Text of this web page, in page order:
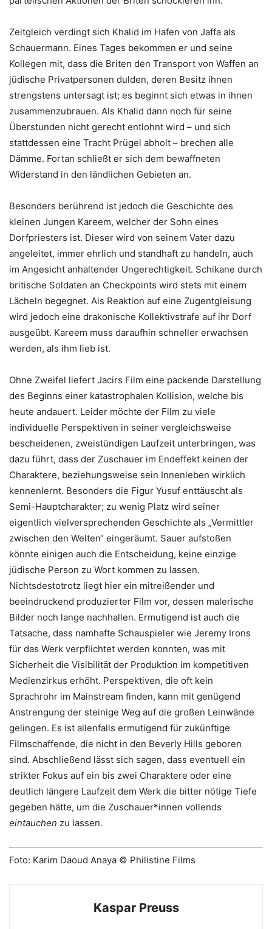
Zeitgleich verdingt sich Khalid im Hafen von Jaffa als
Schauermann. Eines Tages bekommen er und seine
Kollegen mit, dass die Briten den Transport von Waffen an
jüdische Privatpersonen dulden, deren Besitz ihnen
strengstens untersagt ist; es beginnt sich etwas in ihnen
zusammenzubrauen. Als Khalid dann noch für seine
Überstunden nicht gerecht entlohnt wird – und sich
stattdessen eine Tracht Prügel abholt – brechen alle
Dämme. Fortan schließt er sich dem bewaffneten
Widerstand in den ländlichen Gebieten an.
Besonders berührend ist jedoch die Geschichte des
kleinen Jungen Kareem, welcher der Sohn eines
Dorfpriesters ist. Dieser wird von seinem Vater dazu
angeleitet, immer ehrlich und standhaft zu handeln, auch
im Angesicht anhaltender Ungerechtigkeit. Schikane durch
britische Soldaten an Checkpoints wird stets mit einem
Lächeln begegnet. Als Reaktion auf eine Zugentgleisung
wird jedoch eine drakonische Kollektivstrafe auf ihr Dorf
ausgeübt. Kareem muss daraufhin schneller erwachsen
werden, als ihm lieb ist.
Ohne Zweifel liefert Jacirs Film eine packende Darstellung
des Beginns einer katastrophalen Kollision, welche bis
heute andauert. Leider möchte der Film zu viele
individuelle Perspektiven in seiner vergleichsweise
bescheidenen, zweistündigen Laufzeit unterbringen, was
dazu führt, dass der Zuschauer im Endeffekt keinen der
Charaktere, beziehungsweise sein Innenleben wirklich
kennenlernt. Besonders die Figur Yusuf enttäuscht als
Semi-Hauptcharakter; zu wenig Platz wird seiner
eigentlich vielversprechenden Geschichte als „Vermittler
zwischen den Welten“ eingeräumt. Sauer aufstoßen
könnte einigen auch die Entscheidung, keine einzige
jüdische Person zu Wort kommen zu lassen.
Nichtsdestotrotz liegt hier ein mitreißender und
beeindruckend produzierter Film vor, dessen malerische
Bilder noch lange nachhallen. Ermutigend ist auch die
Tatsache, dass namhafte Schauspieler wie Jeremy Irons
für das Werk verpflichtet werden konnten, was mit
Sicherheit die Visibilität der Produktion im kompetitiven
Medienzirkus erhöht. Perspektiven, die oft kein
Sprachrohr im Mainstream finden, kann mit genügend
Anstrengung der steinige Weg auf die großen Leinwände
gelingen. Es ist allenfalls ermutigend für zukünftige
Filmschaffende, die nicht in den Beverly Hills geboren
sind. Abschließend lässt sich sagen, dass eventuell ein
strikter Fokus auf ein bis zwei Charaktere oder eine
deutlich längere Laufzeit dem Werk die bitter nötige Tiefe
gegeben hätte, um die Zuschauer*innen vollends
eintauchen zu lassen.
Foto: Karim Daoud Anaya © Philistine Films
Kaspar Preuss